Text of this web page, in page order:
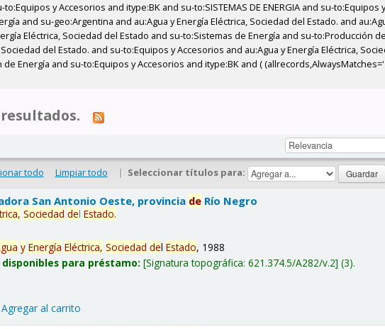
y Accesorios and itype:BK and su-to:SISTEMAS DE ENERGIA and su-to:Equipos
and su-geo:Argentina and au:Agua y Energía Eléctrica, Sociedad del Estado. and
Eléctrica, Sociedad del Estado and su-to:Sistemas de Energía and su-to:Producción
del Estado. and su-to:Equipos y Accesorios and au:Agua y Energía Eléctrica,
Energía and su-to:Equipos y Accesorios and itype:BK and (
todo Limpiar todo | Seleccionar títulos para:
San Antonio Oeste, provincia de Río Negro
Sociedad delEstado.
y Energía Eléctrica, Sociedad delEstado, 1988
disponibles para préstamo: Signatura topográfica:621.374.5/A282/v.2 (3).
Agregar al carrito